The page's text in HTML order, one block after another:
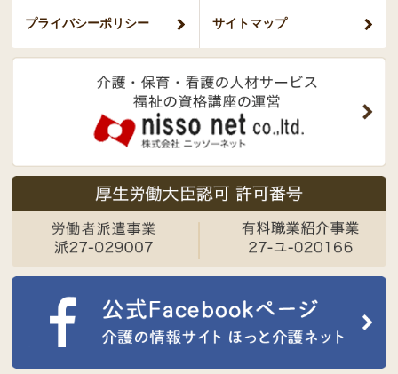
プライバシーポリシー サイトマップ